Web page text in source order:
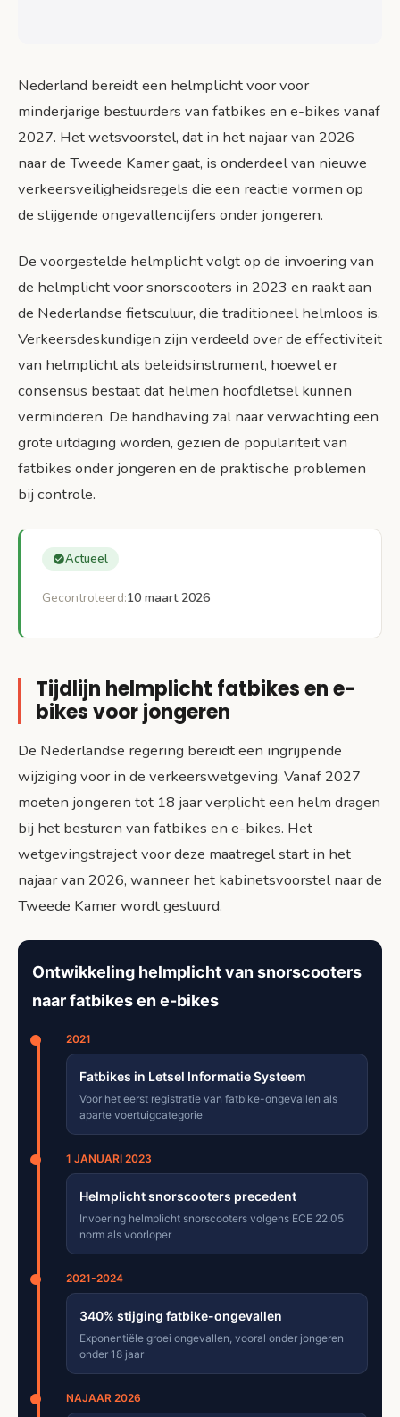
Belangrijkste ontwikkelingen
Praktische voorbereiding
Bronnen
Nederland bereidt een helmplicht voor voor
minderjarige bestuurders van fatbikes en e-bikes vanaf
2027. Het wetsvoorstel, dat in het najaar van 2026
naar de Tweede Kamer gaat, is onderdeel van nieuwe
verkeersveiligheidsregels die een reactie vormen op
de stijgende ongevallencijfers onder jongeren.
De voorgestelde helmplicht volgt op de invoering van
de helmplicht voor snorscooters in 2023 en raakt aan
de Nederlandse fietsculuur, die traditioneel helmloos is.
Verkeersdeskundigen zijn verdeeld over de effectiviteit
van helmplicht als beleidsinstrument, hoewel er
consensus bestaat dat helmen hoofdletsel kunnen
verminderen. De handhaving zal naar verwachting een
grote uitdaging worden, gezien de populariteit van
fatbikes onder jongeren en de praktische problemen
bij controle.
Actueel
Gecontroleerd:10 maart 2026
Tijdlijn helmplicht fatbikes en e-
bikes voor jongeren
De Nederlandse regering bereidt een ingrijpende
wijziging voor in de verkeerswetgeving. Vanaf 2027
moeten jongeren tot 18 jaar verplicht een helm dragen
bij het besturen van fatbikes en e-bikes. Het
wetgevingstraject voor deze maatregel start in het
najaar van 2026, wanneer het kabinetsvoorstel naar de
Tweede Kamer wordt gestuurd.
Ontwikkeling helmplicht van snorscooters
naar fatbikes en e-bikes
2021
Fatbikes in Letsel Informatie Systeem
Voor het eerst registratie van fatbike-ongevallen als
aparte voertuigcategorie
1 JANUARI 2023
Helmplicht snorscooters precedent
Invoering helmplicht snorscooters volgens ECE 22.05
norm als voorloper
2021-2024
340% stijging fatbike-ongevallen
Exponentiële groei ongevallen, vooral onder jongeren
onder 18 jaar
NAJAAR 2026